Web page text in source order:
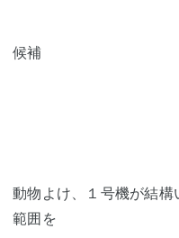
候補
動物よけ、１号機が結
範囲を